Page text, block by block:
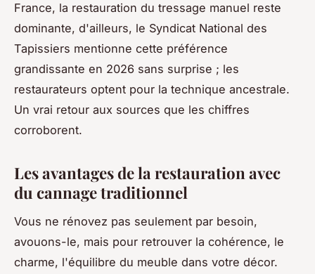
France, la restauration du tressage manuel reste
dominante, d'ailleurs, le Syndicat National des
Tapissiers mentionne cette préférence
grandissante en 2026 sans surprise ; les
restaurateurs optent pour la technique ancestrale.
Un vrai retour aux sources que les chiffres
corroborent.
Les avantages de la restauration avec
du cannage traditionnel
Vous ne rénovez pas seulement par besoin,
avouons-le, mais pour retrouver la cohérence, le
charme, l'équilibre du meuble dans votre décor.